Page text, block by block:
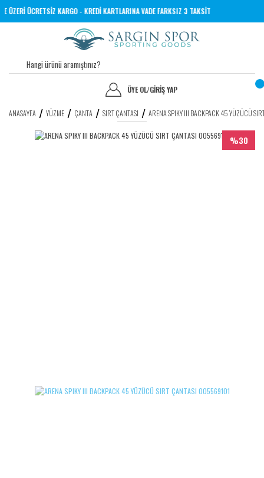
1000 TL VE ÜZERİ ÜCRETSİZ KARGO - KREDİ KARTLARINA VADE FARKSIZ 3 TAKSİT
ÜYE OL/GİRİŞ YAP
ANASAYFA YÜZME ÇANTA SIRT ÇANTASI ARENA SPIKY III BACKPACK 45 YÜZÜCÜ
%30